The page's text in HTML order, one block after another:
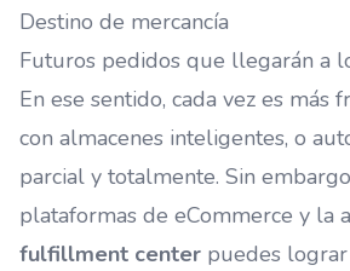
Destino de mercancía
Futuros pedidos que llegarán a
En ese sentido, cada vez es más
con almacenes inteligentes, o
parcial y totalmente. Sin
plataformas de eCommerce y la
fulfillment center puedes